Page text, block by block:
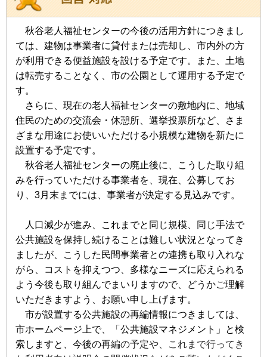
秋谷老人福祉センターの今後の活用方針につきまし
ては、建物は事業者に貸付または売却し、市内外の方
が利用できる便益施設を設ける予定です。また、土地
は転売することなく、市の公園として運用する予定で
す。
さらに、現在の老人福祉センターの敷地内に、地域
住民のための交流会・休憩所、選挙投票所など、さま
ざまな用途にお使いいただける小規模な建物を新たに
設置する予定です。
秋谷老人福祉センターの廃止後に、こうした取り組
みを行っていただける事業者を、現在、公募してお
り、3月末までには、 事業者が決定する見込みです。
人口減少が進み、これまでと同じ規模、同じ手法で
公共施設を保持し続けることは難しい状況となってき
ましたが、こうした 民間事業者との連携も取り入れな
がら、コストを抑えつつ、多様なニーズに応えられる
よう今後も取り組んでまいりますので、
どうかご理解
いただきますよう、お願い申し上げます。
市が設置する公共施設の再編情報につきましては、
市ホームページ上で、「公共施設マネジメント」と検
索しますと、今後の再編の予定や、これまで行ってき